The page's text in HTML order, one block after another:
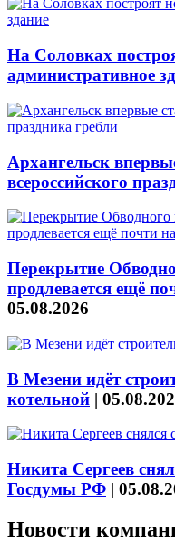
На Соловках
административное
Архангельск
всероссийского
Перекрытие
продлевается ещё
05.08.2026
В Мезени идёт
котельной |
Никита Сергеев
Госдумы РФ |
Новости